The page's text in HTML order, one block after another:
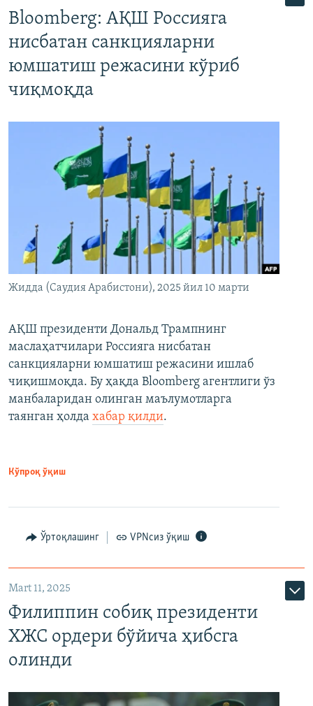
Bloomberg: АҚШ Россияга
нисбатан санкцияларни
юмшатиш режасини кўриб
чиқмоқда
Жидда (Саудия Арабистони), 2025 йил 10 марти
АҚШ президенти Дональд Трампнинг
маслаҳатчилари Россияга нисбатан
санкцияларни юмшатиш режасини ишлаб
чиқишмоқда. Бу ҳақда Bloomberg агентлиги ўз
манбаларидан олинган маълумотларга
таянган ҳолда хабар қилди.
Кўпроқ ўқиш
Ўртоқлашинг VPNсиз ўқиш
Mart 11, 2025
Филиппин собиқ президенти
ХЖС ордери бўйича ҳибсга
олинди